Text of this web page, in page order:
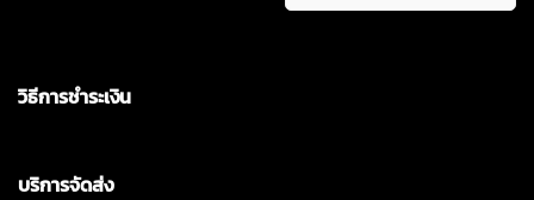
วิธีการชำระเงิน
บริการจัดส่ง